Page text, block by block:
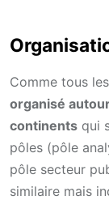
Comme tous
organisé
continents qui
pôles (pôle
pôle secteur
similaire mais